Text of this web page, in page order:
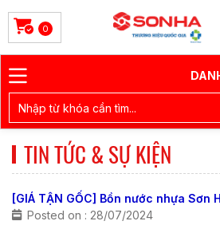
0
TIN TỨC & SỰ KIỆN
[GIÁ TẬN GỐC] Bồn nước nhựa Sơn
Posted on : 28/07/2024